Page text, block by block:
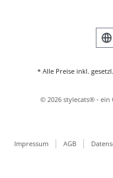
* Alle Preise inkl.
Impressum AGB
© 2026 stylecats® - ein